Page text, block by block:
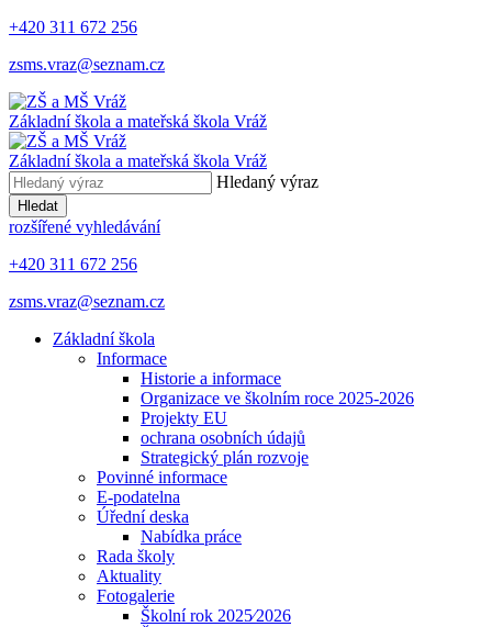
+420 311 672 256
zsms.vraz@seznam.cz
Základní škola a mateřská škola Vráž
Základní škola a mateřská škola Vráž
Hledaný výraz
Hledat
rozšířené vyhledávání
+420 311 672 256
zsms.vraz@seznam.cz
Základní škola
Informace
Historie a informace
Organizace ve školním roce 2025-2026
Projekty EU
ochrana osobních údajů
Strategický plán rozvoje
Povinné informace
E-podatelna
Úřední deska
Nabídka práce
Rada školy
Aktuality
Fotogalerie
Školní rok 2025⁄2026